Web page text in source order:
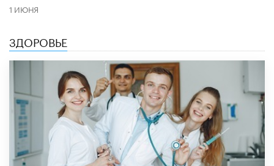
1 ИЮНЯ
ЗДОРОВЬЕ